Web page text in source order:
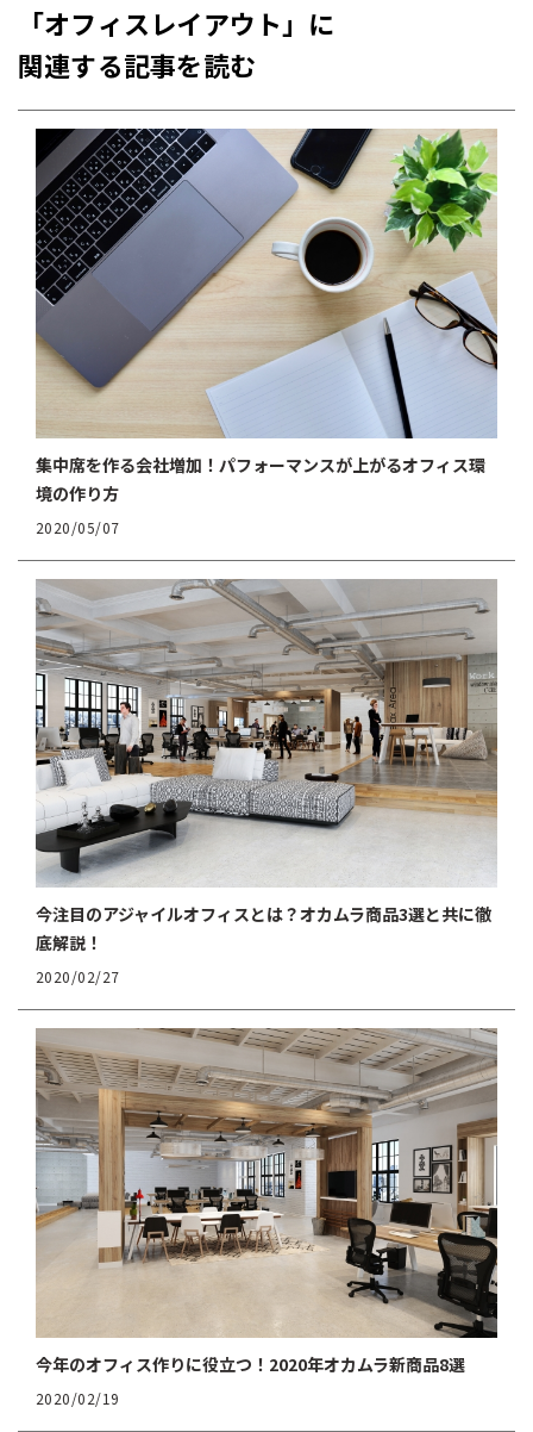
「オフィスレイアウト」に
関連する記事を読む
集中席を作る会社増加！パフォーマンスが上がるオフィス環
境の作り方
2020/05/07
今注目のアジャイルオフィスとは？オカムラ商品3選と共に徹
底解説！
2020/02/27
今年のオフィス作りに役立つ！2020年オカムラ新商品8選
2020/02/19